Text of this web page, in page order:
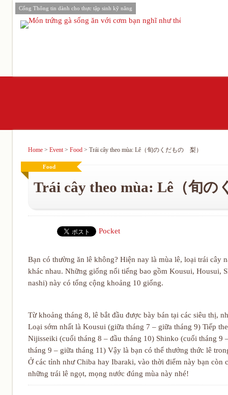
Cổng Thông tin dành cho thực tập sinh kỹ năng
Home > Event> Food > Trái cây theo mùa: Lê（旬のくだもの 梨）
Food
Trái cây theo mùa: Lê（旬
Pocket
Bạn có thường ăn lê không? Hiện nay là mùa lê, loại trái cây
khác nhau. Những giống nổi tiếng bao gồm Kousui,
nashi) này có tổng cộng khoảng 10 giống.
Từ khoảng tháng 8, lê bắt đầu được bày bán tại các siêu thị,
Loại sớm nhất là Kousui (giữa tháng 7 – giữa tháng 9) Tiếp
Nijisseiki (cuối tháng 8 – đầu tháng 10) Shinko (cuối tháng 9
tháng 9 – giữa tháng 11) Vậy là bạn có thể thưởng thức lê
Ở các tỉnh như Chiba hay Ibaraki, vào thời điểm này bạn còn
những trái lê ngọt, mọng nước đúng mùa này nhé!